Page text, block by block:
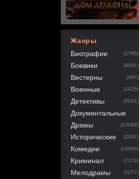
80
1 2 3 4
Жанры
Биографии
(1795)
Боевики (8481)
Вестерны (497)
Военные (1925)
Детективы (5031)
Документальные
Драмы
(23092)
Исторические (2061)
Комедии (14660)
Криминал (7174)
Мелодрамы (1277)